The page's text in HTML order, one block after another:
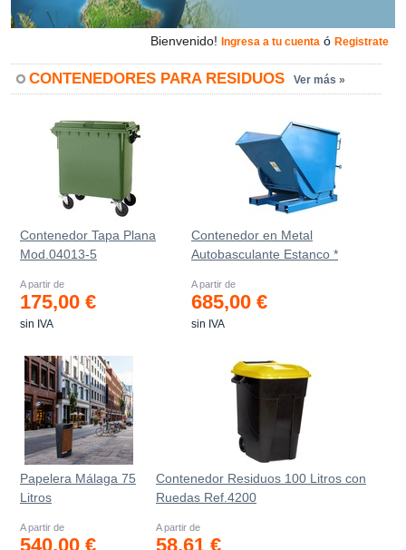
Bienvenido! Ingresa a tu cuenta ó Registrate
CONTENEDORES PARA RESIDUOS Ver más »
Contenedor Tapa Plana
Mod.04013-5
A partir de
175,00 €
sin IVA
Contenedor en Metal
Autobasculante Estanco *
A partir de
685,00 €
sin IVA
Papelera Málaga 75
Litros
A partir de
540,00 €
Contenedor Residuos 100 Litros con
Ruedas Ref.4200
A partir de
58,61 €